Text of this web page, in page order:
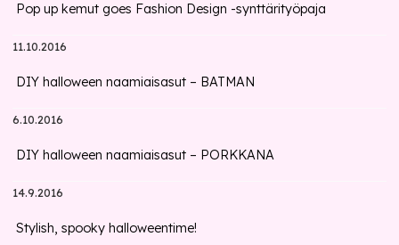
Pop up kemut goes Fashion Design -synttärityöpaja
11.10.2016
DIY halloween naamiaisasut – BATMAN
6.10.2016
DIY halloween naamiaisasut – PORKKANA
14.9.2016
Stylish, spooky halloweentime!